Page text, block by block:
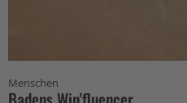
Menschen